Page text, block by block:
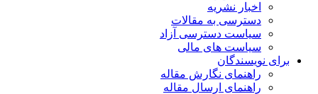
اخبار نشریه
دسترسی به مقالات
سیاست دسترسی آزاد
سیاست های مالی
برای نویسندگان
راهنمای نگارش مقاله
راهنمای ارسال مقاله